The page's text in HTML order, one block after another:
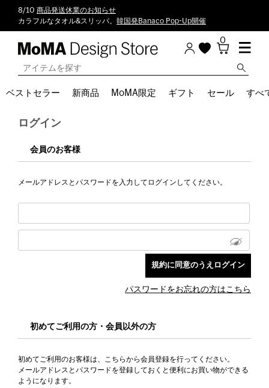
8/10 商品発送休業のお知らせ
カラフルなタオル&スリッパ。 韓国発Banaco Pop-Up開催
0
ベストセラー 新商品 MoMA限定 ギフト セール すべ
ログイン
会員のお客様
メールアドレスとパスワードを入力してログインしてください。
パスワードをお忘れの方はこちら
初めてご利用の方・会員以外の方
初めてご利用のお客様は、こちらから会員登録を行ってください。
メールアドレスとパスワードを登録しておくと便利にお買い物ができる
ようになります。